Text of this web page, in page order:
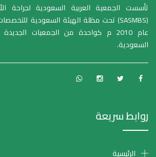
تأسست الجمعية العربية السعودية لجراحة
عام 2010 م كواحدة من الجمعيات
السعودية.
روابط سريعة
الرئيسية